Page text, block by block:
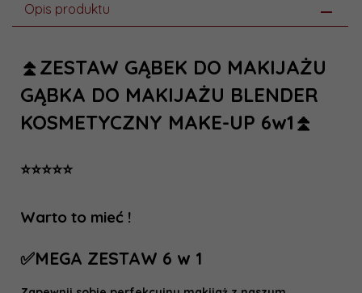
Opis produktu
⏫ZESTAW GĄBEK DO MAKIJAŻU
GĄBKA DO MAKIJAŻU BLENDER
KOSMETYCZNY MAKE-UP 6w1⏫
⭐️⭐️⭐️⭐️⭐️
Warto to mieć !
✅MEGA ZESTAW 6 w 1